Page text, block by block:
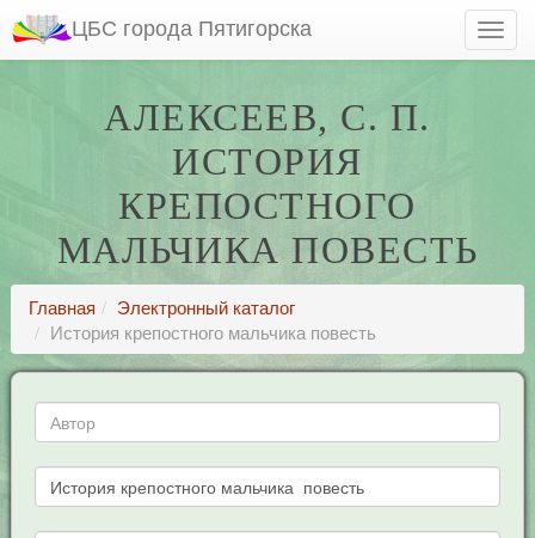
ЦБС города Пятигорска
АЛЕКСЕЕВ, С. П.
ИСТОРИЯ
КРЕПОСТНОГО
МАЛЬЧИКА ПОВЕСТЬ
Главная
Электронный каталог
История крепостного мальчика повесть